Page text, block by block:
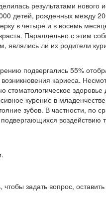
результатами нового
детей, рожденных между
в четыре и в восемь
Параллельно с этим
являлись ли их родители
подвергались 55%
кариеса.
стоматологическое
курение в
зубов. В частности, по
воздействию
, чтобы задать вопрос,